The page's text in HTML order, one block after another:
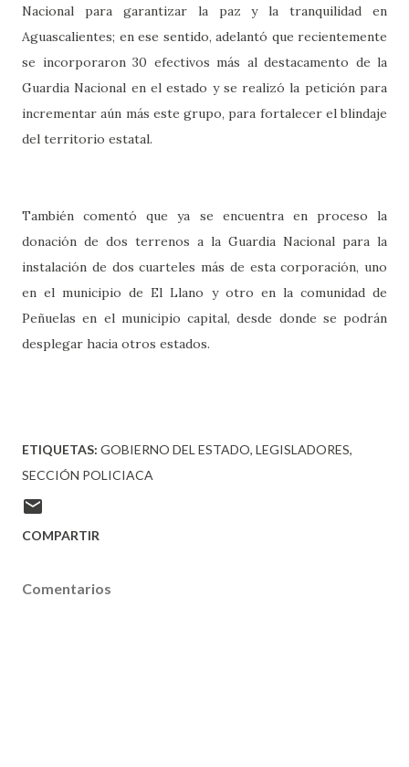
Nacional para garantizar la paz y la tranquilidad en
Aguascalientes; en ese sentido, adelantó que recientemente
se incorporaron 30 efectivos más al destacamento de la
Guardia Nacional en el estado y se realizó la petición para
incrementar aún más este grupo, para fortalecer el blindaje
del territorio estatal.
También comentó que ya se encuentra en proceso la
donación de dos terrenos a la Guardia Nacional para la
instalación de dos cuarteles más de esta corporación, uno
en el municipio de El Llano y otro en la comunidad de
Peñuelas en el municipio capital, desde donde se podrán
desplegar hacia otros estados.
ETIQUETAS: GOBIERNO DEL ESTADO LEGISLADORES
SECCIÓN POLICIACA
COMPARTIR
Comentarios